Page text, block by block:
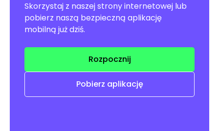
Skorzystaj z naszej strony internetowej lub
pobierz naszą bezpieczną aplikację
mobilną już dziś.
Rozpocznij
Pobierz aplikację